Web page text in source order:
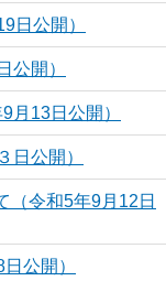
日公開）
公開）
月13日公開）
日公開）
（令和5年9月12日
公開）